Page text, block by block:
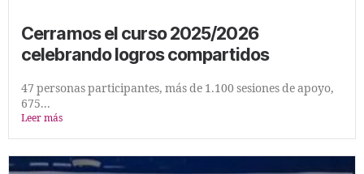
Cerramos el curso 2025/2026
celebrando logros compartidos
47 personas participantes, más de 1.100 sesiones de apoyo,
675...
Leer más